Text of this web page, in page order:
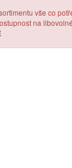
vše co
na